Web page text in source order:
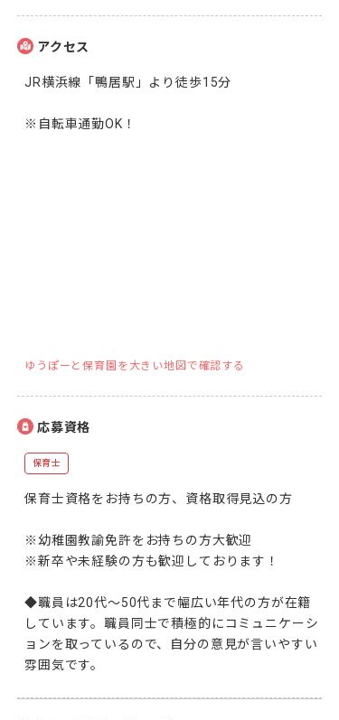
アクセス
JR横浜線「鴨居駅」より徒歩15分
※自転車通勤OK！
ゆうぽーと保育園を大きい地図で確認する
応募資格
保育士
保育士資格をお持ちの方、資格取得見込の方
※幼稚園教諭免許をお持ちの方大歓迎
※新卒や未経験の方も歓迎しております！
◆職員は20代～50代まで幅広い年代の方が在籍
しています。職員同士で積極的にコミュニケーシ
ョンを取っているので、自分の意見が言いやすい
雰囲気です。